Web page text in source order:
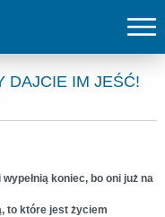
DAJCIE IM JEŚĆ!
koniec, bo oni już na
to które jest życiem